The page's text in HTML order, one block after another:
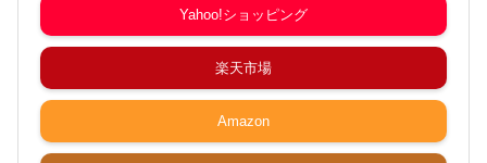
Yahoo!ショッピング
楽天市場
Amazon